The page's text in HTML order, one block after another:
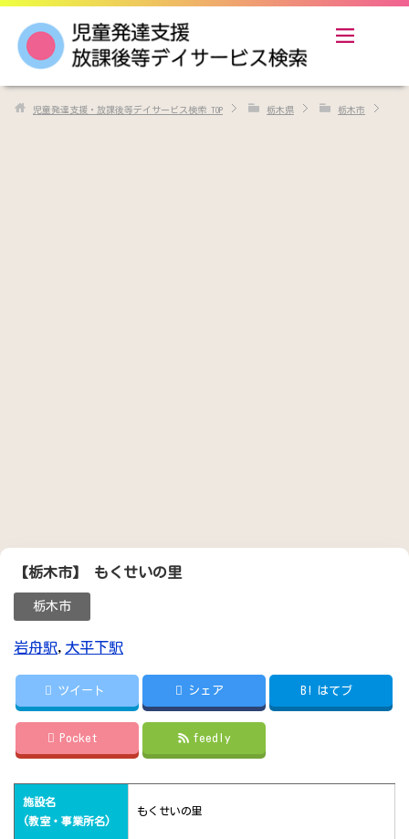
児童発達支援・放課後等デイサービス検索 TOP 栃木県 栃木市
【栃木市】 もくせいの里
栃木市
岩舟駅, 大平下駅
ツイート シェア B! はてブ
Pocket feedly
施設名
(教室・事業所名)
もくせいの里